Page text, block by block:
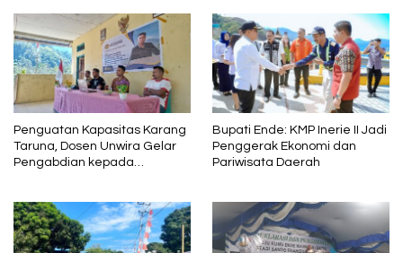
Penguatan Kapasitas Karang
Taruna, Dosen Unwira Gelar
Pengabdian kepada
Bupati Ende: KMP Inerie II Jadi
Penggerak Ekonomi dan
Pariwisata Daerah